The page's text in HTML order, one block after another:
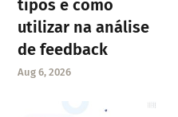
tipos e como
utilizar na análise
de feedback
Aug 6, 2026